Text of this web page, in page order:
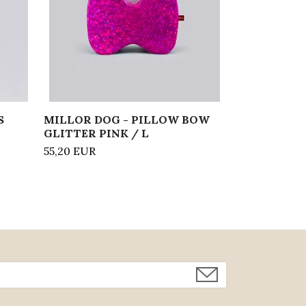
MILLOR DOG - PILLOW BOW
GLITTER PINK / L
55,20 EUR